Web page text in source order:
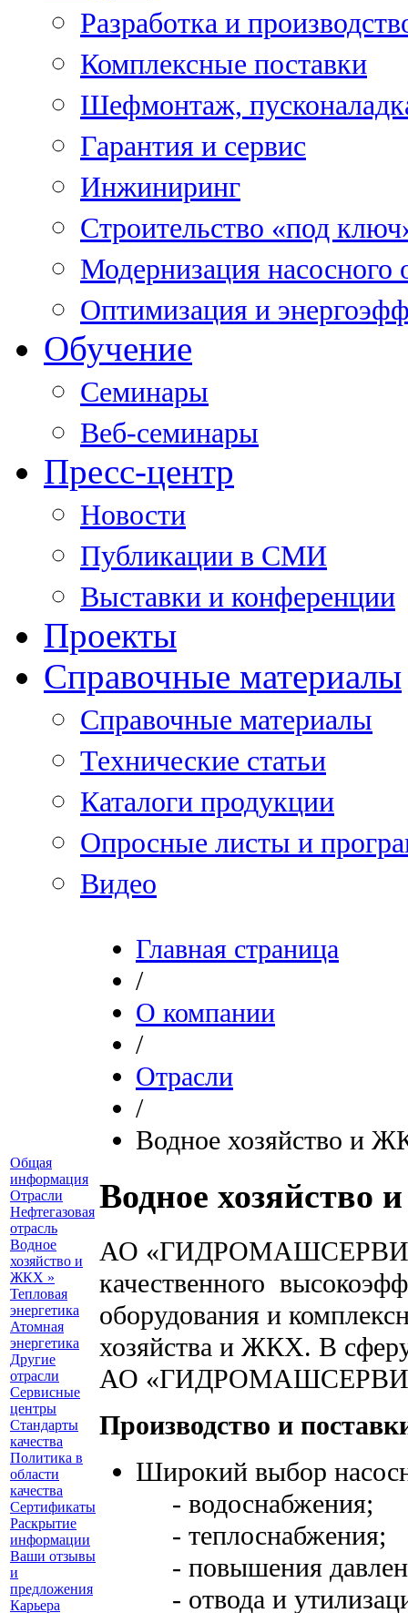
Разработка и
Комплексные поставки
Шефмонтаж,
Гарантия и сервис
Инжиниринг
Строительство «под
Модернизация насосного
Оптимизация и
Обучение
Семинары
Веб-семинары
Пресс-центр
Новости
Публикации в СМИ
Выставки и конференции
Проекты
Справочные материалы
Справочные материалы
Технические статьи
Каталоги продукции
Опросные листы и
Видео
Общая
информация
Отрасли
Нефтегазовая
отрасль
Водное
хозяйство и
ЖКХ »
Тепловая
энергетика
Атомная
энергетика
Другие
отрасли
Сервисные
центры
Стандарты
качества
Политика в
области
качества
Сертификаты
Раскрытие
информации
Ваши отзывы
и
предложения
Карьера
Главная страница
/
О компании
/
Отрасли
/
Водное хозяйство и
Водное
АО
качественного
оборудования и
хозяйства и ЖКХ. В
АО
Производство и
Широкий выбор
- водоснабжения;
- теплоснабжения;
- повышения
- отвода и